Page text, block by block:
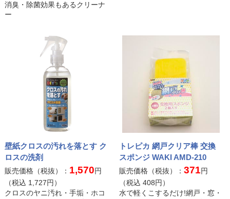
消臭・除菌効果もあるクリーナ
ー
壁紙クロスの汚れを落とす ク
ロスの洗剤
販売価格（税抜）： 1,570円
（税込 1,727円）
クロスのヤニ汚れ・手垢・ホコ
トレピカ 網戸クリア棒 交換
スポンジ WAKI AMD-210
販売価格（税抜）：371円
（税込408円）
水で軽くこするだけ!網戸・窓・
DIY用品の専門商社の和気産業は1922年（大正11年）大阪で創業。
日用品を扱っていましたが、1970年代（昭和40年代）に当時の和気
博史専務（二代目）がカナダのモントリオール博でDIYを知り、こ
れから日本ではDIYの時代が来ると確信。帰国後、DIY業界のパイオ
ニアとして、業界をリードしてまいりました。
「私たちは人々が幸福な暮らしを送るために生活者の立場で快適で
安全な住環境を創造します」を経営理念とし、DIYを通して「手を
使って何かを作る、補修する、自らのアイデアを形にする」という
DIYの基本、Do It Yourselfの心はそのままに、「喜びを共有する」
という新しい価値をさらに広げていき、これからもDIYの心を大切
にし、生活者の暮らしに寄り添いながら、和気産業は行動し続けま
す。
運営会社案内 お問い合わせ
特定商取引法に基づく表記 プライバシーポリシー